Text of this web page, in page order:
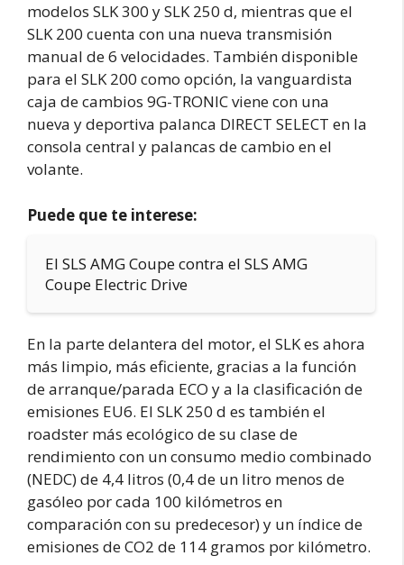
modelos SLK 300 y SLK 250 d, mientras que el
SLK 200 cuenta con una nueva transmisión
manual de 6 velocidades. También disponible
para el SLK 200 como opción, la vanguardista
caja de cambios 9G-TRONIC viene con una
nueva y deportiva palanca DIRECT SELECT en la
consola central y palancas de cambio en el
volante.
Puede que te interese:
El SLS AMG Coupe contra el SLS AMG
Coupe Electric Drive
En la parte delantera del motor, el SLK es ahora
más limpio, más eficiente, gracias a la función
de arranque/parada ECO y a la clasificación de
emisiones EU6. El SLK 250 d es también el
roadster más ecológico de su clase de
rendimiento con un consumo medio combinado
(NEDC) de 4,4 litros (0,4 de un litro menos de
gasóleo por cada 100 kilómetros en
comparación con su predecesor) y un índice de
emisiones de CO2 de 114 gramos por kilómetro.